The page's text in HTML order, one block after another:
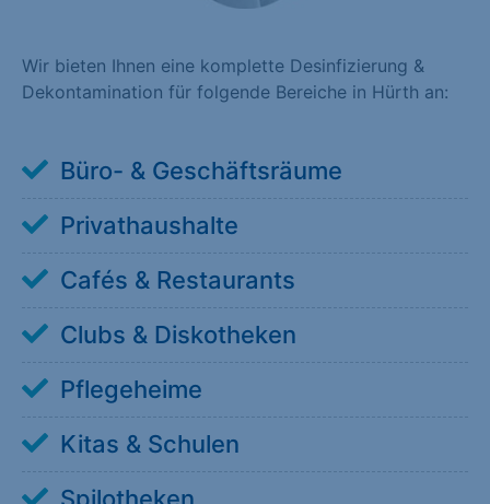
Wir bieten Ihnen eine komplette Desinfizierung &
Dekontamination für folgende Bereiche in Hürth an:
Büro- & Geschäftsräume
Privathaushalte
Cafés & Restaurants
Clubs & Diskotheken
Pflegeheime
Kitas & Schulen